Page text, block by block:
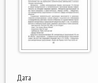
Дата